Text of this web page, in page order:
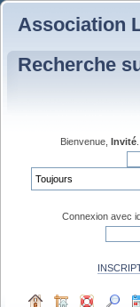
Association
Recherche
Bienvenue, Invité
Connexion avec